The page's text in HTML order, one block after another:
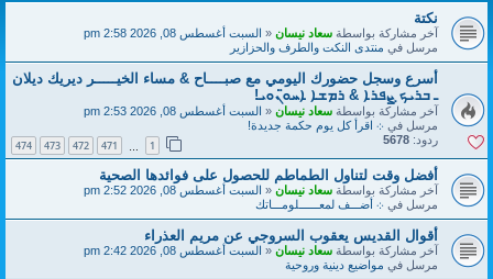
نكتة
آخر مشاركة بواسطةسعاد نيسان«السبت أغسطس 08, 2026 2:58 pm
مرسل فيمنتدى النكت والطرف والحزازير
أسرع وسجل حضورك اليومي مع صبــــاح & مساء الخيـــــر ديريك ديلان
ـ ܒܪܝܟ̣ ܨܦܪܐ & ܪܡܫܐ ܐܚܘ̈ܢܘܝ!
آخر مشاركة بواسطةسعاد نيسان«السبت أغسطس 08, 2026 2:53 pm
مرسل في܀ اقرأ كل يوم حكمة جديدة!
ردود: 5678
471
472
473
474
أفضل وقت لتناول الطماطم للحصول على فوائدها الصحية
آخر مشاركة بواسطةسعاد نيسان«السبت أغسطس 08, 2026 2:52 pm
مرسل في܀ أضـــف لمعــــــلومـــاتك
أقوال القديس يعقوب السروجي عن مريم العذراء
آخر مشاركة بواسطةسعاد نيسان«السبت أغسطس 08, 2026 2:42 pm
مرسل فيمواضيع دينية وروحية